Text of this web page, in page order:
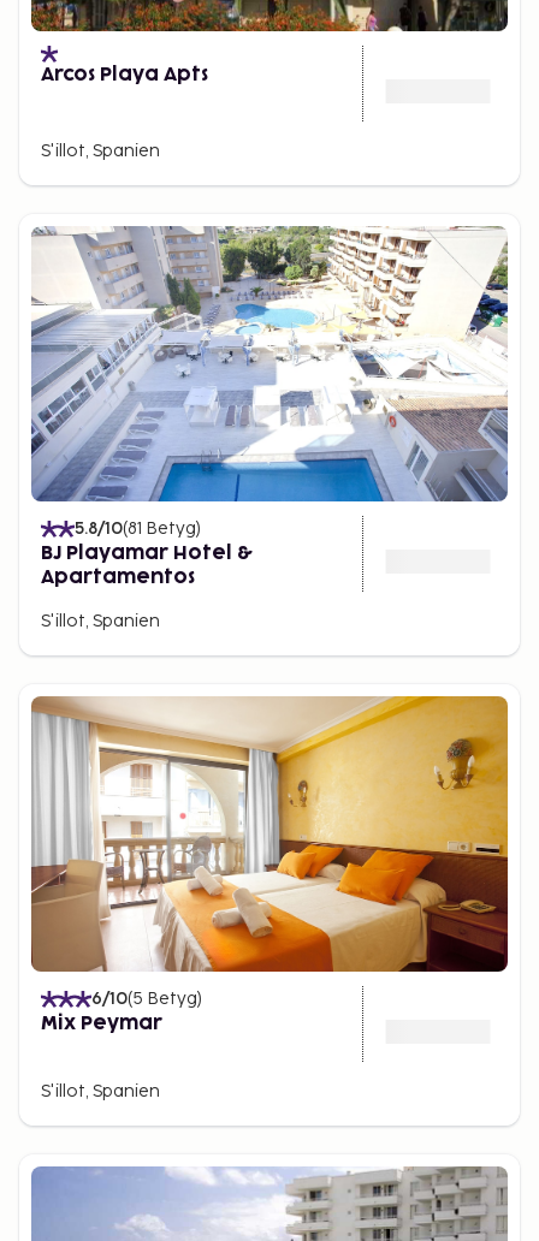
Arcos Playa Apts
S'illot, Spanien
5.8/10(81 Betyg)
BJ Playamar Hotel &
Apartamentos
S'illot, Spanien
6/10(5 Betyg)
Mix Peymar
S'illot, Spanien